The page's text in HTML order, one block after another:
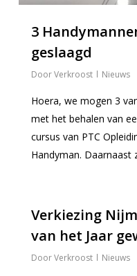
Over ons
Contact
Meer info
Particulier
Algemeen
Internationaal
Logistiek
Vastgoedservices
Beheer
Opslag
Opslag
Container
Meubel
Sectie
3
geslaagd
Verkroost Nieuws
Hoera, we mogen 3
met het behalen van
cursus van PTC
Handyman. Daarnaast
Verkiezing
van het Jaar
Verkroost Nieuws